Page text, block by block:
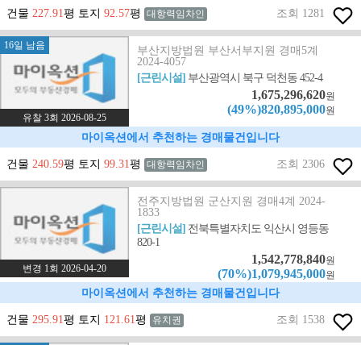
건물 227.91평 토지 92.57평 대항력임차인 조회 1281
16일 남음
유찰 3회 2026-08-25
부산지방법원 부산서부지원 경매5계
2024-4057
[근린시설] 부산광역시 북구 덕천동 452-4
1,675,296,620원
(49%)820,895,000원
마이옥션에서 추천하는 경매물건입니다
건물 240.59평 토지 99.31평 대항력임차인 조회 2306
변경 1회 2026-04-20
전주지방법원 군산지원 경매4계 2024-
1833
[근린시설] 전북특별자치도 익산시 영등동
820-1
1,542,778,840원
(70%)1,079,945,000원
마이옥션에서 추천하는 경매물건입니다
건물 295.91평 토지 121.61평 유치권 조회 1538